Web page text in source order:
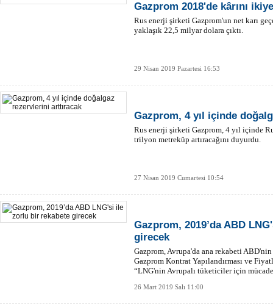
Gazprom 2018'de kârını
Rus enerji şirketi Gazprom'un net karı
yaklaşık 22,5 milyar dolara çıktı.
29 Nisan 2019 Pazartesi 16:53
Gazprom, 4 yıl içinde
Rus enerji şirketi Gazprom, 4 yıl içinde
trilyon metreküp artıracağını duyurdu.
27 Nisan 2019 Cumartesi 10:54
Gazprom, 2019’da ABD
girecek
Gazprom, Avrupa'da ana rekabeti
Gazprom Kontrat Yapılandırması ve
“LNG'nin Avrupalı tüketiciler için
26 Mart 2019 Salı 11:00